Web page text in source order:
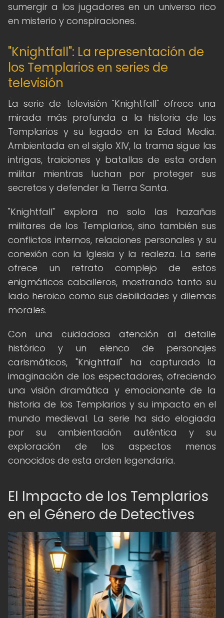
sumergir a los jugadores en un universo rico
en misterio y conspiraciones.
"Knightfall": La representación de
los Templarios en series de
televisión
La serie de televisión "Knightfall" ofrece una
mirada más profunda a la historia de los
Templarios y su legado en la Edad Media.
Ambientada en el siglo XIV, la trama sigue las
intrigas, traiciones y batallas de esta orden
militar mientras luchan por proteger sus
secretos y defender la Tierra Santa.
"Knightfall" explora no solo las hazañas
militares de los Templarios, sino también sus
conflictos internos, relaciones personales y su
conexión con la Iglesia y la realeza. La serie
ofrece un retrato complejo de estos
enigmáticos caballeros, mostrando tanto su
lado heroico como sus debilidades y dilemas
morales.
Con una cuidadosa atención al detalle
histórico y un elenco de personajes
carismáticos, "Knightfall" ha capturado la
imaginación de los espectadores, ofreciendo
una visión dramática y emocionante de la
historia de los Templarios y su impacto en el
mundo medieval. La serie ha sido elogiada
por su ambientación auténtica y su
exploración de los aspectos menos
conocidos de esta orden legendaria.
El Impacto de los Templarios
en el Género de Detectives